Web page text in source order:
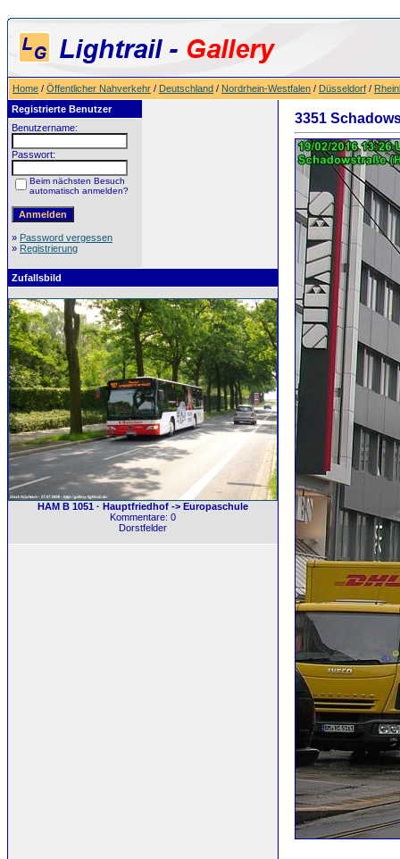
Home / Öffentlicher Nahverkehr / Deutschland / Nordrhein-Westfalen / Düsseldorf /
Registrierte Benutzer
Benutzername:
Passwort:
Beim nächsten Besuch
automatisch anmelden?
» Password vergessen
» Registrierung
Zufallsbild
HAM B 1051 · Hauptfriedhof -> Europaschule
Kommentare: 0
Dorstfelder
3351